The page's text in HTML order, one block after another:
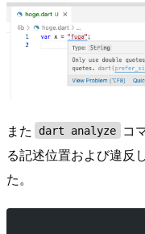
また dart analyze
コ
る記述位置および違反
た。